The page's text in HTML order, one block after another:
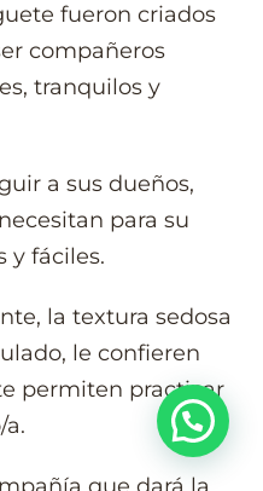
fueron criados
compañeros
tranquilos y
a sus dueños,
para su
y fáciles.
la textura sedosa
le confieren
permiten practicar